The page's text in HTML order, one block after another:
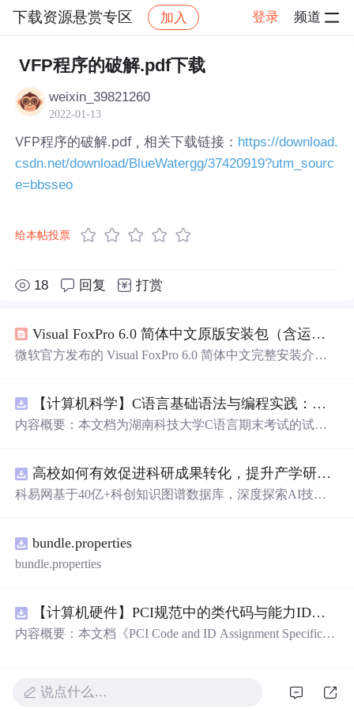
下载资源悬赏专区 加入 登录 频道
社区 下载资源悬赏专区 帖子详情
VFP程序的破解.pdf下载
weixin_39821260
2022-01-13
VFP程序的破解.pdf , 相关下载链接： https://download.
csdn.net/download/BlueWatergg/37420919?utm_sourc
e=bbsseo
给本帖投票
18 回复 打赏
Visual FoxPro 6.0 简体中文原版安装包（含运行库、帮助系统与开发工具）
微软官方发布的 Visual FoxPro 6.0 简体中文完整安装介
管理器 GALLERY.APP、中文帮助核心文件（FOXHHELP.
DLL、HLP95EN.DLL）、本地化字体（FOXFONT.850/85
SINST.EX
【计算机科学】C语言基础语法与编程实践：湖南科技大学期末考试核心知识点解析
内容概要：本文档为湖南科技大学C语言期末考试的试题
循环）、数组、字符串处理、函数定义与调用、指针初步
等内容。题目形式为单项选择题，每道题后附有正确答
业学习C语言课程的学生，特别是准备期末考试或需要强
化基础知识的初学者。; 使用场景及目标：①用于考前复
习，检验对C语言核心概念的掌握程度；②辅助教师出题
辑分析能力。; 阅读建议：建议结合教材和上机实践进行练
习，重点关注易错题和涉及复杂逻辑控制的题目，理解每
道题背后的程序执行流程，以达到真正掌握语言特性的目
高校如何有效促进科研成果转化，提升产学研合作效率？.docx
科易网基于40亿+科创知识图谱数据库，深度探索AI技术
新领域的AI+数智化解决方案，推动科技创新与产业创新
智能化发展。
bundle.properties
bundle.properties
【计算机硬件】PCI规范中的类代码与能力ID分配：设备功能分类及扩展能力标识系统设计
内容概要：本文档《PCI Code and ID Assignment Specificati
力标识（Extended Capability IDs）的标准编码规范。文档
详细列出了各类设备的功能分类，包括存储控制器、网络
说点什么…